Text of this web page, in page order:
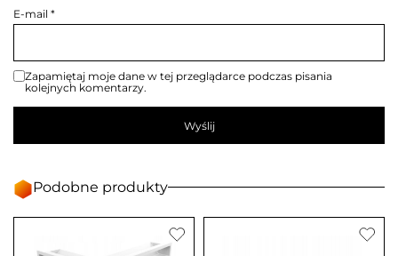
E-mail *
Zapamiętaj moje dane w tej przeglądarce podczas pisania
kolejnych komentarzy.
Podobne produkty